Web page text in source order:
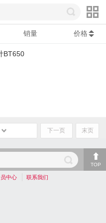
销量 价格
BT650
下一页 末页
TOP
中心 联系我们